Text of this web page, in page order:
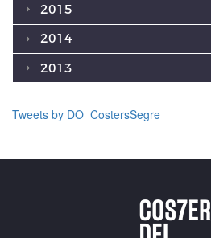
2015
2014
2013
Tweets by DO_CostersSegre